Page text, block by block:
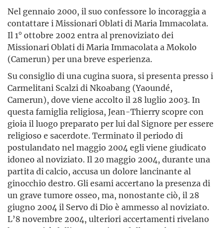
Nel gennaio 2000, il suo confessore lo incoraggia a
contattare i Missionari Oblati di Maria Immacolata.
Il 1° ottobre 2002 entra al prenoviziato dei
Missionari Oblati di Maria Immacolata a Mokolo
(Camerun) per una breve esperienza.
Su consiglio di una cugina suora, si presenta presso i
Carmelitani Scalzi di Nkoabang (Yaoundé,
Camerun), dove viene accolto il 28 luglio 2003. In
questa famiglia religiosa, Jean-Thierry scopre con
gioia il luogo preparato per lui dal Signore per essere
religioso e sacerdote. Terminato il periodo di
postulandato nel maggio 2004 egli viene giudicato
idoneo al noviziato. Il 20 maggio 2004, durante una
partita di calcio, accusa un dolore lancinante al
ginocchio destro. Gli esami accertano la presenza di
un grave tumore osseo, ma, nonostante ciò, il 28
giugno 2004 il Servo di Dio è ammesso al noviziato.
L’8 novembre 2004, ulteriori accertamenti rivelano